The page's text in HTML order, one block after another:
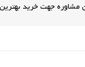
جهت خرید